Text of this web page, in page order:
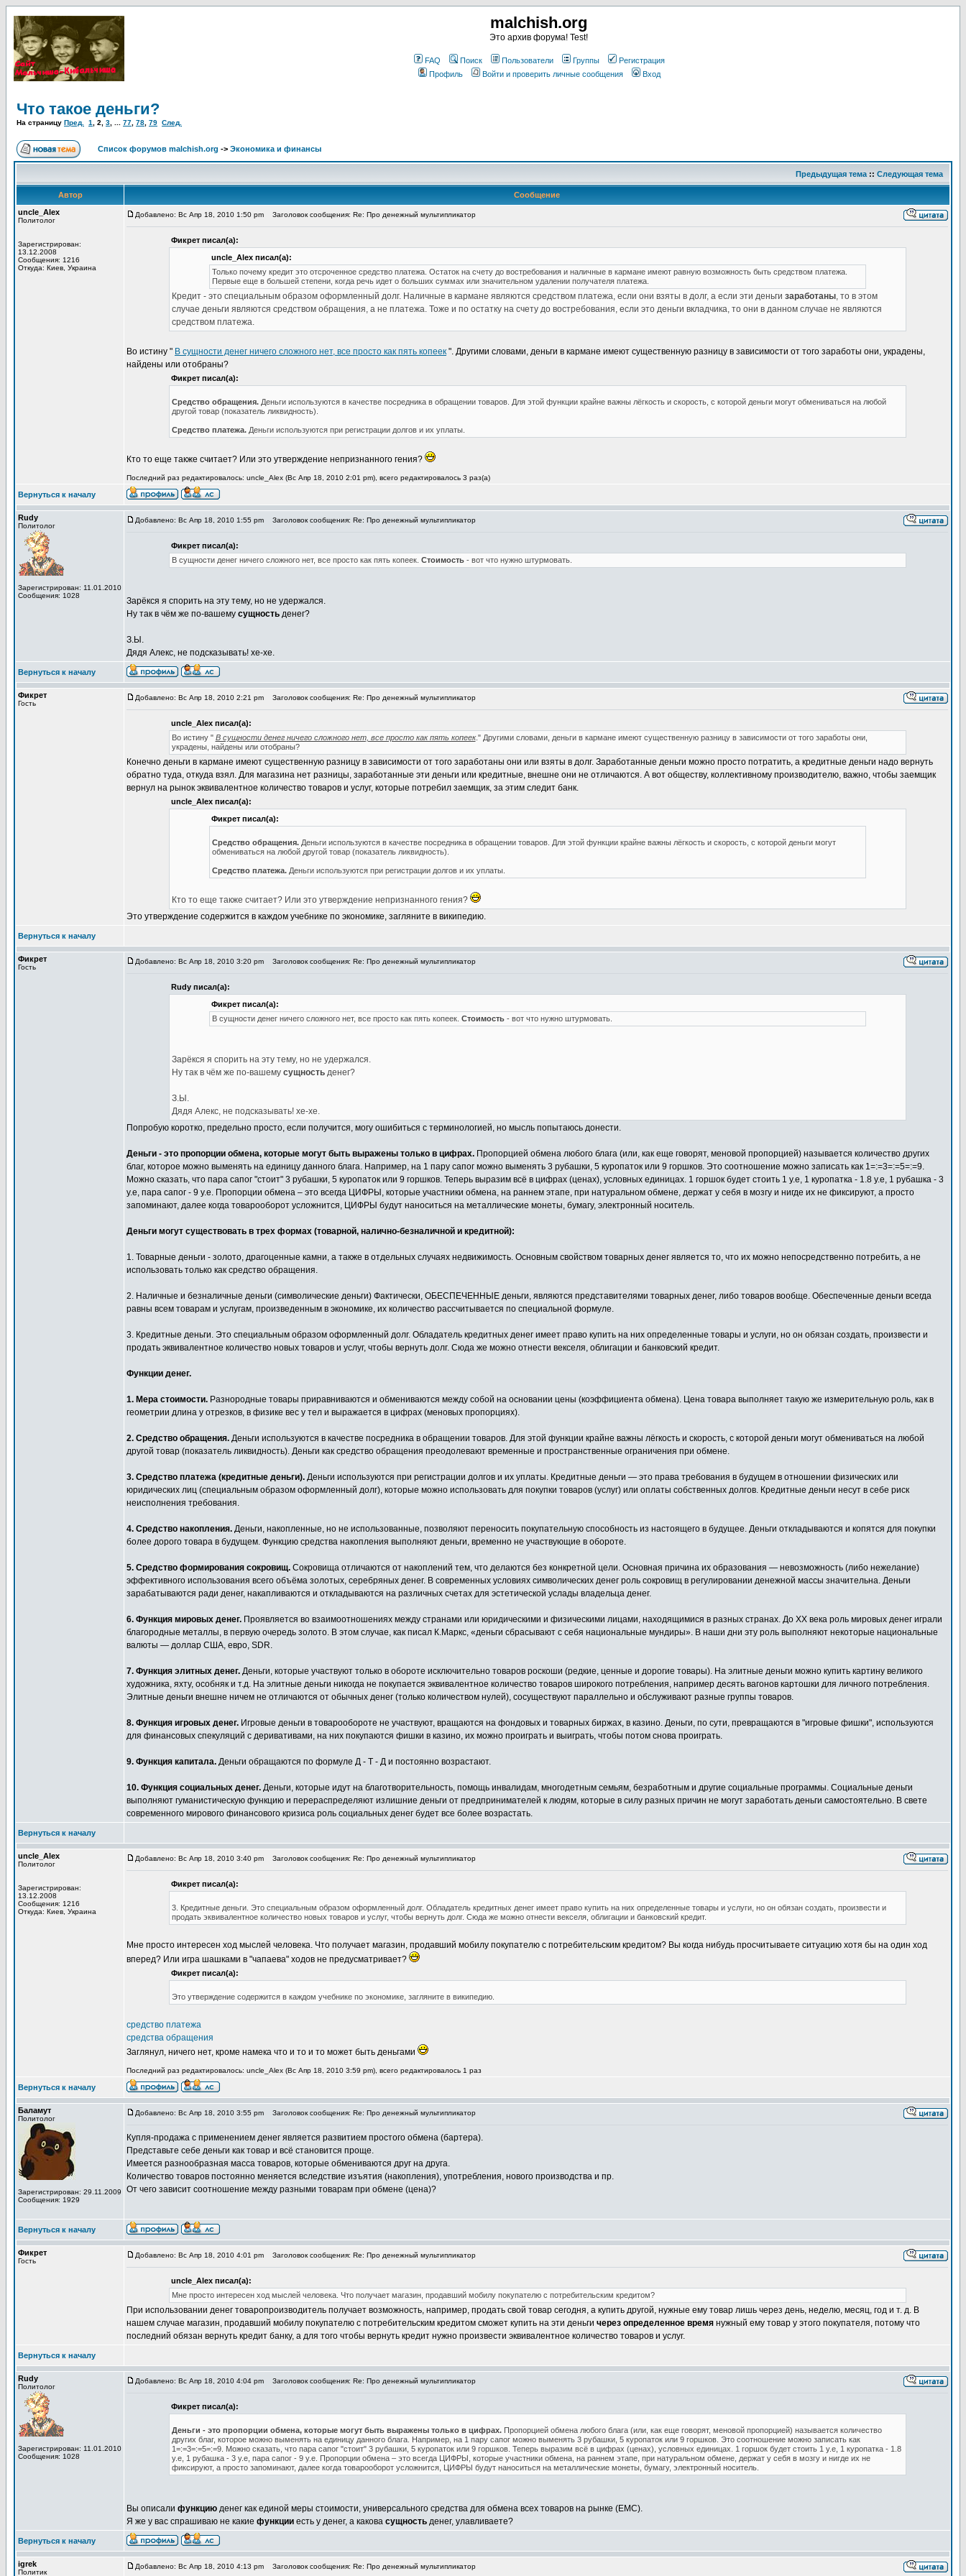
malchish.org
Это архив форума! Test!
FAQ Поиск Пользователи Группы
Регистрация
Профиль
Войти и проверить личные сообщения Вход
Что такое деньги?
На страницу Пред. 1 2 3 77 78 79 След.
Список форумов malchish.org -> Экономика и финансы
Предыдущая тема :: Следующая тема
Автор
Сообщение
uncle_Alex
Политолог
Зарегистрирован:
13.12.2008
Сообщения: 1216
Откуда: Киев, Украина
Добавлено: Вс Апр 18, 2010 1:50 pm Заголовок сообщения: Re: Про денежный мультипликатор
Фикрет писал(а):
uncle_Alex писал(а):
Только почему кредит это отсроченное средство платежа. Остаток на счету до востребования и наличные в кармане имеют равную возможность быть средством платежа.
Первые еще в большей степени, когда речь идет о больших суммах или значительном удалении получателя платежа.
Кредит - это специальным образом оформленный долг. Наличные в кармане являются средством платежа, если они взяты в долг, а если эти деньги заработаны, то в этом
случае деньги являются средством обращения, а не платежа. Тоже и по остатку на счету до востребования, если это деньги вкладчика, то они в данном случае не являются
средством платежа.
Во истину " В сущности денег ничего сложного нет, все просто как пять копеек ". Другими словами, деньги в кармане имеют существенную разницу в зависимости от того заработы они, украдены,
найдены или отобраны?
Фикрет писал(а):
Средство обращения.Деньги используются в качестве посредника в обращении товаров. Для этой функции крайне важны лёгкость и скорость, с которой деньги могут обмениваться на любой
другой товар (показатель ликвидность).
Средство платежа.Деньги используются при регистрации долгов и их уплаты.
Кто то еще также считает? Или это утверждение непризнанного гения?
Последний раз редактировалось: uncle_Alex (Вс Апр 18, 2010 2:01 pm), всего редактировалось 3 раз(а)
Вернуться к началу
Rudy
Политолог
Зарегистрирован: 11.01.2010
Сообщения: 1028
Добавлено: Вс Апр 18, 2010 1:55 pm Заголовок сообщения: Re: Про денежный мультипликатор
Фикрет писал(а):
В сущности денег ничего сложного нет, все просто как пять копеек. Стоимость- вот что нужно штурмовать.
Зарёкся я спорить на эту тему, но не удержался.
Ну так в чём же по-вашему сущность денег?
З.Ы.
Дядя Алекс, не подсказывать! хе-хе.
Вернуться к началу
Фикрет
Гость
Добавлено: Вс Апр 18, 2010 2:21 pm Заголовок сообщения: Re: Про денежный мультипликатор
uncle_Alex писал(а):
Во истину " В сущности денег ничего сложного нет, все просто как пять копеек." Другими словами, деньги в кармане имеют существенную разницу в зависимости от того заработы они,
украдены, найдены или отобраны?
Конечно деньги в кармане имеют существенную разницу в зависимости от того заработаны они или взяты в долг. Заработанные деньги можно просто потратить, а кредитные деньги надо вернуть
обратно туда, откуда взял. Для магазина нет разницы, заработанные эти деньги или кредитные, внешне они не отличаются. А вот обществу, коллективному производителю, важно, чтобы заемщик
вернул на рынок эквивалентное количество товаров и услуг, которые потребил заемщик, за этим следит банк.
uncle_Alex писал(а):
Фикрет писал(а):
Средство обращения.Деньги используются в качестве посредника в обращении товаров. Для этой функции крайне важны лёгкость и скорость, с которой деньги могут
обмениваться на любой другой товар (показатель ликвидность).
Средство платежа.Деньги используются при регистрации долгов и их уплаты.
Кто то еще также считает? Или это утверждение непризнанного гения?
Это утверждение содержится в каждом учебнике по экономике, загляните в википедию.
Вернуться к началу
Фикрет
Гость
Добавлено: Вс Апр 18, 2010 3:20 pm Заголовок сообщения: Re: Про денежный мультипликатор
Rudy писал(а):
Фикрет писал(а):
В сущности денег ничего сложного нет, все просто как пять копеек. Стоимость- вот что нужно штурмовать.
Зарёкся я спорить на эту тему, но не удержался.
Ну так в чём же по-вашему сущность денег?
З.Ы.
Дядя Алекс, не подсказывать! хе-хе.
Попробую коротко, предельно просто, если получится, могу ошибиться с терминологией, но мысль попытаюсь донести.
Деньги - это пропорции обмена, которые могут быть выражены только в цифрах. Пропорцией обмена любого блага (или, как еще говорят, меновой пропорцией) называется количество других
благ, которое можно выменять на единицу данного блага. Например, на 1 пару сапог можно выменять 3 рубашки, 5 куропаток или 9 горшков. Это соотношение можно записать как 1=:=3=:=5=:=9.
Можно сказать, что пара сапог "стоит" 3 рубашки, 5 куропаток или 9 горшков. Теперь выразим всё в цифрах (ценах), условных единицах. 1 горшок будет стоить 1 у.е, 1 куропатка - 1.8 у.е, 1 рубашка - 3
у.е, пара сапог - 9 у.е. Пропорции обмена – это всегда ЦИФРЫ, которые участники обмена, на раннем этапе, при натуральном обмене, держат у себя в мозгу и нигде их не фиксируют, а просто
запоминают, далее когда товарооборот усложнится, ЦИФРЫ будут наноситься на металлические монеты, бумагу, электронный носитель.
Деньги могут существовать в трех формах (товарной, налично-безналичной и кредитной):
1. Товарные деньги - золото, драгоценные камни, а также в отдельных случаях недвижимость. Основным свойством товарных денег является то, что их можно непосредственно потребить, а не
использовать только как средство обращения.
2. Наличные и безналичные деньги (символические деньги) Фактически, ОБЕСПЕЧЕННЫЕ деньги, являются представителями товарных денег, либо товаров вообще. Обеспеченные деньги всегда
равны всем товарам и услугам, произведенным в экономике, их количество рассчитывается по специальной формуле.
3. Кредитные деньги. Это специальным образом оформленный долг. Обладатель кредитных денег имеет право купить на них определенные товары и услуги, но он обязан создать, произвести и
продать эквивалентное количество новых товаров и услуг, чтобы вернуть долг. Сюда же можно отнести векселя, облигации и банковский кредит.
Функции денег.
1. Мера стоимости. Разнородные товары приравниваются и обмениваются между собой на основании цены (коэффициента обмена). Цена товара выполняет такую же измерительную роль, как в
геометрии длина у отрезков, в физике вес у тел и выражается в цифрах (меновых пропорциях).
2. Средство обращения. Деньги используются в качестве посредника в обращении товаров. Для этой функции крайне важны лёгкость и скорость, с которой деньги могут обмениваться на любой
другой товар (показатель ликвидность). Деньги как средство обращения преодолевают временные и пространственные ограничения при обмене.
3. Средство платежа (кредитные деньги). Деньги используются при регистрации долгов и их уплаты. Кредитные деньги — это права требования в будущем в отношении физических или
юридических лиц (специальным образом оформленный долг), которые можно использовать для покупки товаров (услуг) или оплаты собственных долгов. Кредитные деньги несут в себе риск
неисполнения требования.
4. Средство накопления. Деньги, накопленные, но не использованные, позволяют переносить покупательную способность из настоящего в будущее. Деньги откладываются и копятся для покупки
более дорого товара в будущем. Функцию средства накопления выполняют деньги, временно не участвующие в обороте.
5. Средство формирования сокровищ. Сокровища отличаются от накоплений тем, что делаются без конкретной цели. Основная причина их образования — невозможность (либо нежелание)
эффективного использования всего объёма золотых, серебряных денег. В современных условиях символических денег роль сокровищ в регулировании денежной массы значительна. Деньги
зарабатываются ради денег, накапливаются и откладываются на различных счетах для эстетической услады владельца денег.
6. Функция мировых денег. Проявляется во взаимоотношениях между странами или юридическими и физическими лицами, находящимися в разных странах. До XX века роль мировых денег играли
благородные металлы, в первую очередь золото. В этом случае, как писал К.Маркс, «деньги сбрасывают с себя национальные мундиры». В наши дни эту роль выполняют некоторые национальные
валюты — доллар США, евро, SDR.
7. Функция элитных денег. Деньги, которые участвуют только в обороте исключительно товаров роскоши (редкие, ценные и дорогие товары). На элитные деньги можно купить картину великого
художника, яхту, особняк и т.д. На элитные деньги никогда не покупается эквивалентное количество товаров широкого потребления, например десять вагонов картошки для личного потребления.
Элитные деньги внешне ничем не отличаются от обычных денег (только количеством нулей), сосуществуют параллельно и обслуживают разные группы товаров.
8. Функция игровых денег. Игровые деньги в товарообороте не участвуют, вращаются на фондовых и товарных биржах, в казино. Деньги, по сути, превращаются в "игровые фишки", используются
для финансовых спекуляций с деривативами, на них покупаются фишки в казино, их можно проиграть и выиграть, чтобы потом снова проиграть.
9. Функция капитала. Деньги обращаются по формуле Д - Т - Д и постоянно возрастают.
10. Функция социальных денег. Деньги, которые идут на благотворительность, помощь инвалидам, многодетным семьям, безработным и другие социальные программы. Социальные деньги
выполняют гуманистическую функцию и перераспределяют излишние деньги от предпринимателей к людям, которые в силу разных причин не могут заработать деньги самостоятельно. В свете
современного мирового финансового кризиса роль социальных денег будет все более возрастать.
Вернуться к началу
uncle_Alex
Политолог
Зарегистрирован:
13.12.2008
Сообщения: 1216
Откуда: Киев, Украина
Добавлено: Вс Апр 18, 2010 3:40 pm Заголовок сообщения: Re: Про денежный мультипликатор
Фикрет писал(а):
3. Кредитные деньги. Это специальным образом оформленный долг. Обладатель кредитных денег имеет право купить на них определенные товары и услуги, но он обязан создать, произвести и
продать эквивалентное количество новых товаров и услуг, чтобы вернуть долг. Сюда же можно отнести векселя, облигации и банковский кредит.
Мне просто интересен ход мыслей человека. Что получает магазин, продавший мобилу покупателю с потребительским кредитом? Вы когда нибудь просчитываете ситуацию хотя бы на один ход
вперед? Или игра шашками в "чапаева" ходов не предусматривает?
Фикрет писал(а):
Это утверждение содержится в каждом учебнике по экономике, загляните в википедию.
средство платежа
средства обращения
Заглянул, ничего нет, кроме намека что и то и то может быть деньгами
Последний раз редактировалось: uncle_Alex (Вс Апр 18, 2010 3:59 pm), всего редактировалось 1 раз
Вернуться к началу
Баламут
Политолог
Зарегистрирован: 29.11.2009
Сообщения: 1929
Добавлено: Вс Апр 18, 2010 3:55 pm Заголовок сообщения: Re: Про денежный мультипликатор
Купля-продажа с применением денег является развитием простого обмена (бартера).
Представьте себе деньги как товар и всё становится проще.
Имеется разнообразная масса товаров, которые обмениваются друг на друга.
Количество товаров постоянно меняется вследствие изъятия (накопления), употребления, нового производства и пр.
От чего зависит соотношение между разными товарам при обмене (цена)?
Вернуться к началу
Фикрет
Гость
Добавлено: Вс Апр 18, 2010 4:01 pm Заголовок сообщения: Re: Про денежный мультипликатор
uncle_Alex писал(а):
Мне просто интересен ход мыслей человека. Что получает магазин, продавший мобилу покупателю с потребительским кредитом?
При использовании денег товаропроизводитель получает возможность, например, продать свой товар сегодня, а купить другой, нужные ему товар лишь через день, неделю, месяц, год и т. д. В
нашем случае магазин, продавший мобилу покупателю с потребительским кредитом сможет купить на эти деньги через определенное время нужный ему товар у этого покупателя, потому что
последний обязан вернуть кредит банку, а для того чтобы вернуть кредит нужно произвести эквивалентное количество товаров и услуг.
Вернуться к началу
Rudy
Политолог
Зарегистрирован: 11.01.2010
Сообщения: 1028
Добавлено: Вс Апр 18, 2010 4:04 pm Заголовок сообщения: Re: Про денежный мультипликатор
Фикрет писал(а):
Деньги - это пропорции обмена, которые могут быть выражены только в цифрах.Пропорцией обмена любого блага (или, как еще говорят, меновой пропорцией) называется количество
других благ, которое можно выменять на единицу данного блага. Например, на 1 пару сапог можно выменять 3 рубашки, 5 куропаток или 9 горшков. Это соотношение можно записать как
1=:=3=:=5=:=9. Можно сказать, что пара сапог "стоит" 3 рубашки, 5 куропаток или 9 горшков. Теперь выразим всё в цифрах (ценах), условных единицах. 1 горшок будет стоить 1 у.е, 1 куропатка - 1.8
у.е, 1 рубашка - 3 у.е, пара сапог - 9 у.е. Пропорции обмена – это всегда ЦИФРЫ, которые участники обмена, на раннем этапе, при натуральном обмене, держат у себя в мозгу и нигде их не
фиксируют, а просто запоминают, далее когда товарооборот усложнится, ЦИФРЫ будут наноситься на металлические монеты, бумагу, электронный носитель.
Вы описали функцию денег как единой меры стоимости, универсального средства для обмена всех товаров на рынке (ЕМС).
Я же у вас спрашиваю не какие функции есть у денег, а какова сущность денег, улавливаете?
Вернуться к началу
igrek
Политик
Добавлено: Вс Апр 18, 2010 4:13 pm Заголовок сообщения: Re: Про денежный мультипликатор